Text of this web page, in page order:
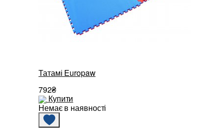
Татамі Europaw
792₴
Купити
Немає в наявності